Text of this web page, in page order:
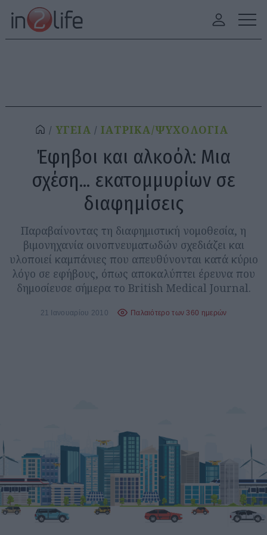
ΥΓΕΙΑ ΙΑΤΡΙΚΑ/ΨΥΧΟΛΟΓΙΑ
Έφηβοι και αλκοόλ: Μια
σχέση... εκατομμυρίων σε
διαφημίσεις
Παραβαίνοντας τη διαφημιστική νομοθεσία, η
βιμονηχανία οινοπνευματωδών σχεδιάζει και
υλοποιεί καμπάνιες που απευθύνονται κατά κύριο
λόγο σε εφήβους, όπως αποκαλύπτει έρευνα που
δημοσίευσε σήμερα το British Medical Journal.
21 Ιανουαρίου 2010 Παλαιότερο των 360 ημερών